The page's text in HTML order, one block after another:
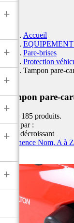
+
+
+
+
+
+
Accueil
Pare-brises
Protection
Tampon pare-
Tampon pare-
Il y a 185 produits.
Trier par :
Prix, décroissant
Pertinence Nom, A à Z